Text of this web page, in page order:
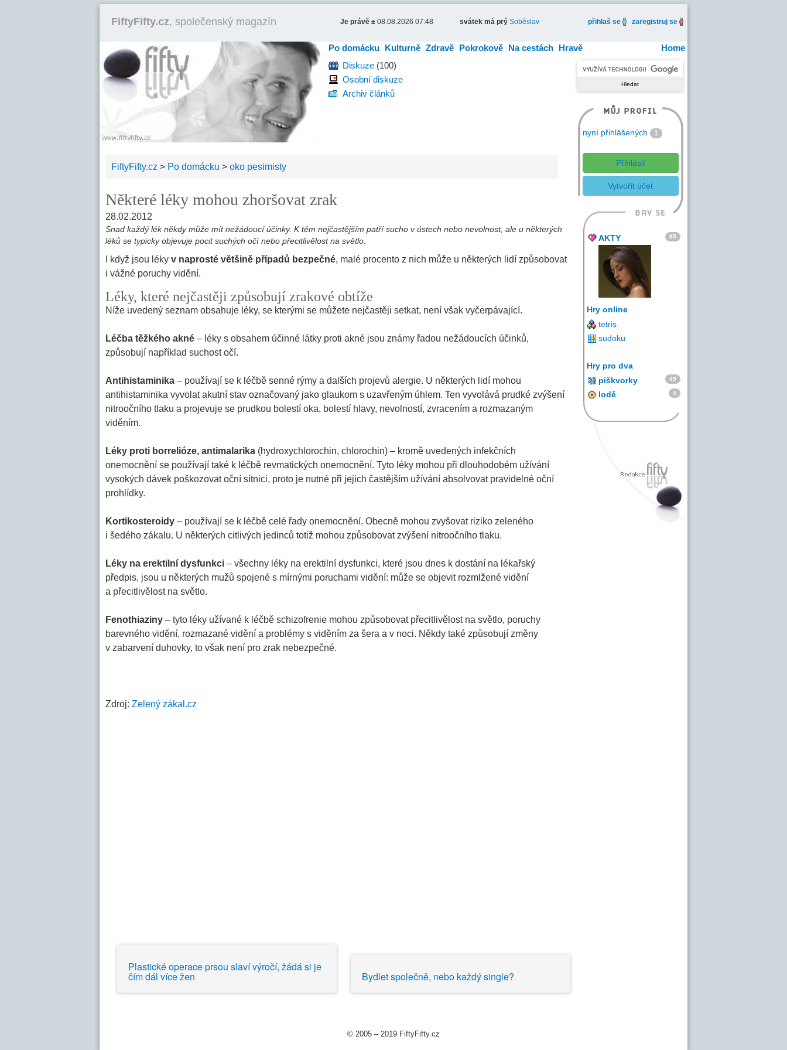
FiftyFifty.cz, společenský magazín Je právě ± 08.08.2026 07:48 svátek má prý Soběslav přihlaš se zaregistruj se
Home
Po domácku Kulturně Zdravě Pokrokově Na cestách Hravě
Diskuze (100)
Osobní diskuze
Archiv článků
FiftyFifty.cz > Po domácku > oko pesimisty
Některé léky mohou zhoršovat zrak
28.02.2012
Snad každý lék někdy může mít nežádoucí účinky. K těm nejčastějším patří sucho v ústech nebo nevolnost, ale u některých
léků se typicky objevuje pocit suchých očí nebo přecitlivělost na světlo.
I když jsou léky v naprosté většině případů bezpečné, malé procento z nich může u některých lidí způsobovat
i vážné poruchy vidění.
Léky, které nejčastěji způsobují zrakové obtíže
Níže uvedený seznam obsahuje léky, se kterými se můžete nejčastěji setkat, není však vyčerpávající.
Léčba těžkého akné – léky s obsahem účinné látky proti akné jsou známy řadou nežádoucích účinků,
způsobují například suchost očí.
Antihistaminika – používají se k léčbě senné rýmy a dalších projevů alergie. U některých lidí mohou
antihistaminika vyvolat akutní stav označovaný jako glaukom s uzavřeným úhlem. Ten vyvolává prudké zvýšení
nitroočního tlaku a projevuje se prudkou bolestí oka, bolestí hlavy, nevolností, zvracením a rozmazaným
viděním.
Léky proti borrelióze, antimalarika (hydroxychlorochin, chlorochin) – kromě uvedených infekčních
onemocnění se používají také k léčbě revmatických onemocnění. Tyto léky mohou při dlouhodobém užívání
vysokých dávek poškozovat oční sítnici, proto je nutné při jejich častějším užívání absolvovat pravidelné oční
prohlídky.
Kortikosteroidy – používají se k léčbě celé řady onemocnění. Obecně mohou zvyšovat riziko zeleného
i šedého zákalu. U některých citlivých jedinců totiž mohou způsobovat zvýšení nitroočního tlaku.
Léky na erektilní dysfunkci – všechny léky na erektilní dysfunkci, které jsou dnes k dostání na lékařský
předpis, jsou u některých mužů spojené s mírnými poruchami vidění: může se objevit rozmlžené vidění
a přecitlivělost na světlo.
Fenothiaziny – tyto léky užívané k léčbě schizofrenie mohou způsobovat přecitlivělost na světlo, poruchy
barevného vidění, rozmazané vidění a problémy s viděním za šera a v noci. Někdy také způsobují změny
v zabarvení duhovky, to však není pro zrak nebezpečné.
Zdroj: Zelený zákal.cz
Plastické operace prsou slaví výročí, žádá si je
čím dál více žen Bydlet společně, nebo každý single?
nyní přihlášených 1
Přihlásit
Vytvořit účet
AKTY 85
Hry online
tetris
sudoku
Hry pro dva
piškvorky
49
lodě 4
© 2005 – 2019 FiftyFifty.cz